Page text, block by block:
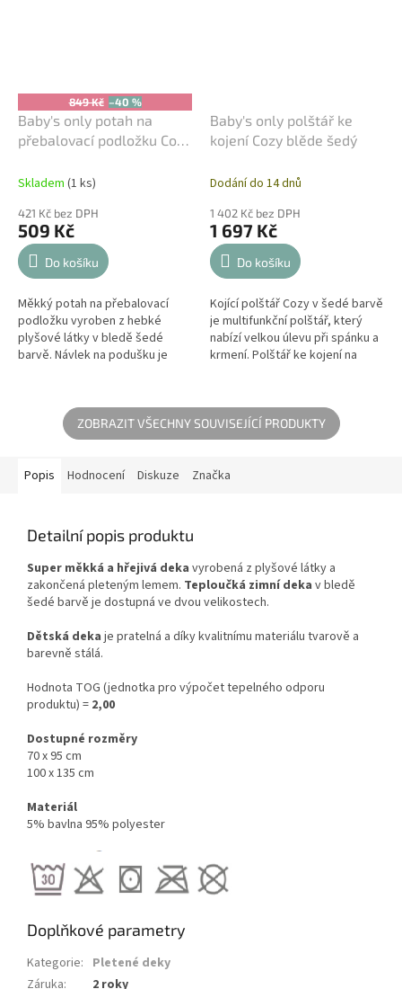
849 Kč –40 %
Baby's only potah na
přebalovací podložku Cozy
Skladem (1 ks)
421 Kč bez DPH
509 Kč
Do košíku
Měkký potah na přebalovací
podložku vyroben z hebké
plyšové látky v bledě šedé
barvě. Návlek na podušku je
koupání miminka a...
Baby's only polštář ke
kojení Cozy blěde šedý
Dodání do 14 dnů
1 402 Kč bez DPH
1 697 Kč
Do košíku
Kojící polštář Cozy v šedé barvě
je multifunkční polštář, který
nabízí velkou úlevu při spánku a
krmení. Polštář ke kojení na
ZOBRAZIT VŠECHNY SOUVISEJÍCÍ PRODUKTY
Popis Hodnocení Diskuze Značka
Detailní popis produktu
Super měkká a hřejivá deka vyrobená z plyšové látky a
zakončená pleteným lemem. Teploučká zimní deka v bledě
šedé barvě je dostupná ve dvou velikostech.
Dětská deka je pratelná a díky kvalitnímu materiálu tvarově a
barevně stálá.
Hodnota TOG (jednotka pro výpočet tepelného odporu
produktu) = 2,00
Dostupné rozměry
70 x 95 cm
100 x 135 cm
Materiál
5% bavlna 95% polyester
Doplňkové parametry
Kategorie: Pletené deky
Záruka: 2 roky